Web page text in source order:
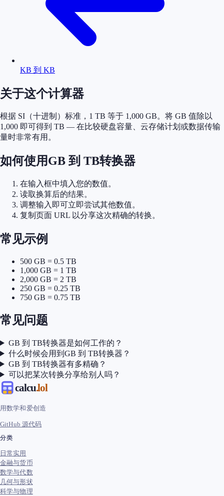
KB 到 KB
关于这个计算器
根据 SI（十进制）标准，1 TB 等于 1,000 GB。将 GB 值除以
1,000 即可得到 TB — 在比较硬盘容量、云存储计划或数据传输
量时非常有用。
如何使用GB 到 TB转换器
在输入框中填入您的数值。
读取换算后的结果。
调整输入即可立即尝试其他数值。
复制页面 URL 以分享这次精确的转换。
常见示例
500 GB = 0.5 TB
1,000 GB = 1 TB
2,000 GB = 2 TB
250 GB = 0.25 TB
750 GB = 0.75 TB
常见问题
GB 到 TB转换器是如何工作的？
什么时候会用到GB 到 TB转换器？
GB 到 TB转换器有多精确？
可以把某次转换分享给别人吗？
calcu.lol
用数学和爱创造
GitHub 源代码
分类
日常实用
金融与货币
数学与代数
几何与形状
科学与物理